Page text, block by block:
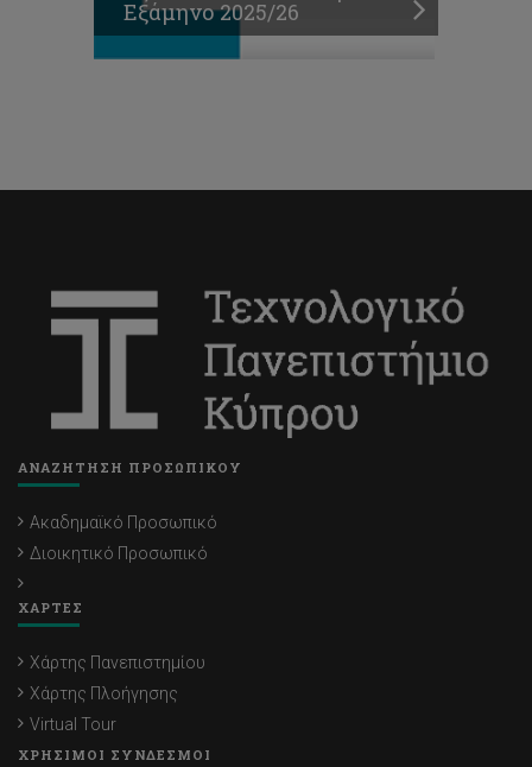
Εξάμηνο 2025/26
ΑΝΑΖΗΤΗΣΗ ΠΡΟΣΩΠΙΚΟΥ
Ακαδημαϊκό Προσωπικό
Διοικητικό Προσωπικό
ΧΑΡΤΕΣ
Χάρτης Πανεπιστημίου
Χάρτης Πλοήγησης
Virtual Tour
ΧΡΗΣΙΜΟΙ ΣΥΝΔΕΣΜΟΙ